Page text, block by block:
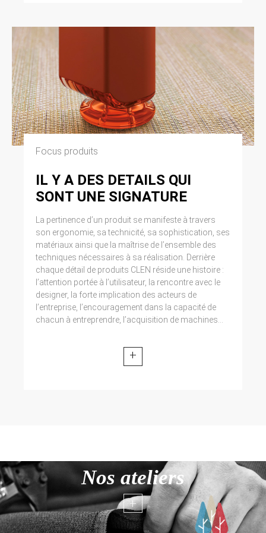
Focus produits
IL Y A DES DETAILS QUI
SONT UNE SIGNATURE
La pertinence d’un produit se manifeste à travers
son ergonomie, sa technicité, sa sophistication, ses
matériaux ainsi que la maîtrise de l’ensemble des
techniques nécessaires à sa réalisation. Derrière
chaque détail de produits CLEN réside une histoire :
l’attention portée à l’utilisateur, la rencontre avec le
designer, la forte implication des acteurs de
l’entreprise, l’encouragement dans la capacité de
chacun à entreprendre, l’acquisition de machines...
+
Nos ateliers
+